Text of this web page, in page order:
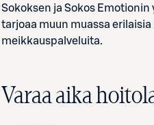
Sokoksen ja Sokos
tarjoaa muun muassa
meikkauspalveluita.
Varaa aika